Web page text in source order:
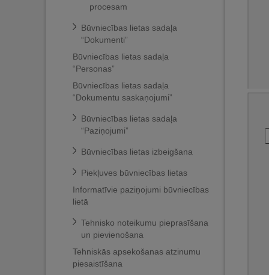
procesam
Būvniecības lietas sadaļa
“Dokumenti”
Būvniecības lietas sadaļa
“Personas”
Būvniecības lietas sadaļa
“Dokumentu saskaņojumi”
Būvniecības lietas sadaļa
“Paziņojumi”
Būvniecības lietas izbeigšana
Piekļuves būvniecības lietas
Informatīvie paziņojumi būvniecības
lietā
Tehnisko noteikumu pieprasīšana
un pievienošana
Tehniskās apsekošanas atzinumu
piesaistīšana